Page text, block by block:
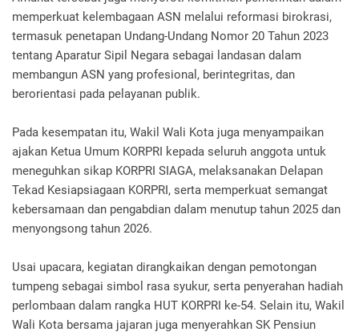
memperkuat kelembagaan ASN melalui reformasi birokrasi,
termasuk penetapan Undang-Undang Nomor 20 Tahun 2023
tentang Aparatur Sipil Negara sebagai landasan dalam
membangun ASN yang profesional, berintegritas, dan
berorientasi pada pelayanan publik.
‎Pada kesempatan itu, Wakil Wali Kota juga menyampaikan
ajakan Ketua Umum KORPRI kepada seluruh anggota untuk
meneguhkan sikap KORPRI SIAGA, melaksanakan Delapan
Tekad Kesiapsiagaan KORPRI, serta memperkuat semangat
kebersamaan dan pengabdian dalam menutup tahun 2025 dan
menyongsong tahun 2026.
‎Usai upacara, kegiatan dirangkaikan dengan pemotongan
tumpeng sebagai simbol rasa syukur, serta penyerahan hadiah
perlombaan dalam rangka HUT KORPRI ke-54. Selain itu, Wakil
Wali Kota bersama jajaran juga menyerahkan SK Pensiun